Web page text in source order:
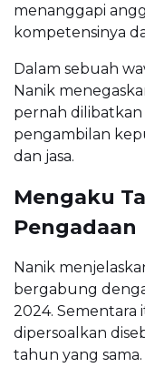
menanggapi
kompetensinya
Dalam sebuah
Nanik
pernah
pengambilan
dan jasa.
Mengaku
Pengadaan
Nanik
bergabung
2024. Sementara
dipersoalkan
tahun yang sama.